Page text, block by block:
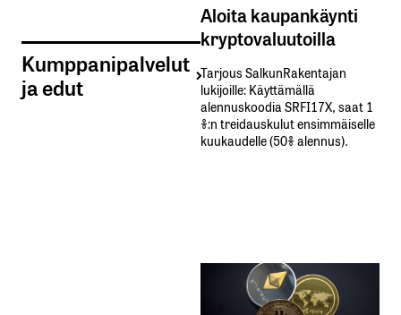
Kumppanipalvelut
ja edut
Aloita kaupankäynti
kryptovaluutoilla
Tarjous SalkunRakentajan
lukijoille: Käyttämällä​ ​
alennuskoodia​ ​SRFI17X,​ ​saat​ ​1
%:n treidauskulut​ ​ensimmäiselle​ ​
kuukaudelle​ ​(50%​ ​alennus).